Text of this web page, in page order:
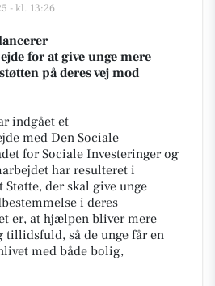
- kl. 13:26
for at give unge mere
på deres vej mod
indgået et
med Den Sociale
for Sociale Investeringer og
har resulteret i
Støtte, der skal give unge
i deres
er, at hjælpen bliver mere
tillidsfuld, så de unge får en
med både bolig,